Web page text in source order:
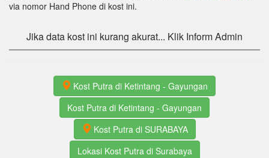
via nomor Hand Phone di kost ini.
Jika data kost ini kurang akurat... Klik Inform Admin
Kost Putra di Ketintang - Gayungan
Kost Putra di Ketintang - Gayungan
Kost Putra di SURABAYA
Lokasi Kost Putra di Surabaya